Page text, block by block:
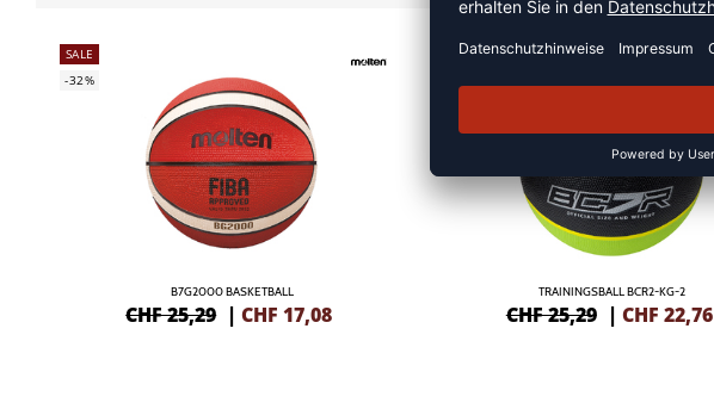
SALE
-32%
B7G2000 BASKETBALL
CHF 25,29 |CHF 17,08
NEW
TRAININGSBALL BCR2-KG-2
CHF 25,29 | CHF 22,76